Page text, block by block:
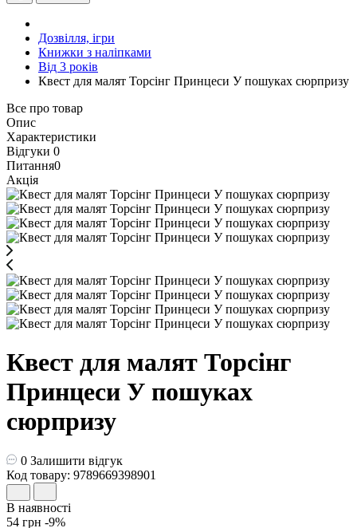
Дозвілля, ігри
Книжки з наліпками
Від 3 років
Квест для малят Торсінг Принцеси У пошуках сюрпризу
Все про товар
Опис
Характеристики
Відгуки 0
Питання0
Акція
Квест для малят Торсінг
Принцеси У пошуках
сюрпризу
0 Залишити відгук
Код товару: 9789669398901
В наявності
54 грн -9%